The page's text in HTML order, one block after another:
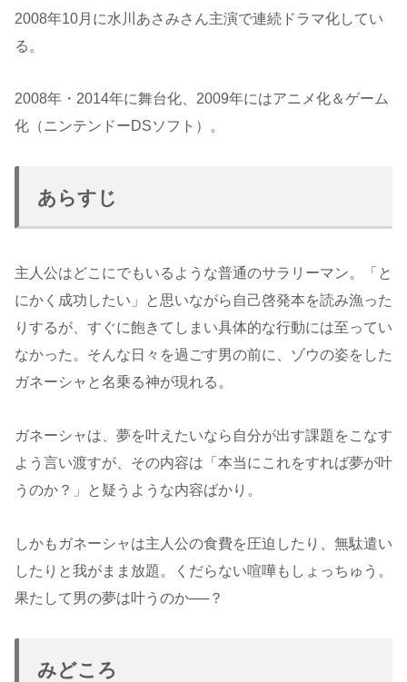
2008年10月に水川あさみさん主演で連続ドラマ化してい
る。
2008年・2014年に舞台化、2009年にはアニメ化＆ゲーム
化（ニンテンドーDSソフト）。
あらすじ
主人公はどこにでもいるような普通のサラリーマン。「と
にかく成功したい」と思いながら自己啓発本を読み漁った
りするが、すぐに飽きてしまい具体的な行動には至ってい
なかった。そんな日々を過ごす男の前に、ゾウの姿をした
ガネーシャと名乗る神が現れる。
ガネーシャは、夢を叶えたいなら自分が出す課題をこなす
よう言い渡すが、その内容は「本当にこれをすれば夢が叶
うのか？」と疑うような内容ばかり。
しかもガネーシャは主人公の食費を圧迫したり、無駄遣い
したりと我がまま放題。くだらない喧嘩もしょっちゅう。
果たして男の夢は叶うのか──？
みどころ